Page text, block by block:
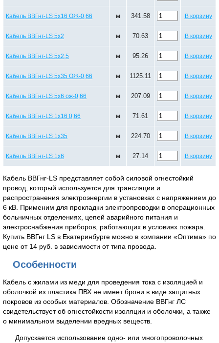
Кабель ВВГнг-LS 5х16 ОЖ-0,66 м 341.58 В корзину
Кабель ВВГнг-LS 5х2 м 70.63 В корзину
Кабель ВВГнг-LS 5х2,5 м 95.26 В корзину
Кабель ВВГнг-LS 5х35 ОЖ-0,66 м 1125.11 В корзину
Кабель ВВГнг-LS 5х6 ож-0,66 м 207.09 В корзину
Кабель ВВГнг-LS 1х16 0,66 м 71.61 В корзину
Кабель ВВГнг-LS 1х35 м 224.70 В корзину
Кабель ВВГнг-LS 1х6 м 27.14 В корзину
Кабель ВВГнг-LS представляет собой силовой огнестойкий
провод, который используется для трансляции и
распространения электроэнергии в установках с напряжением до
6 кВ. Применим для прокладки электропроводки в операционных
больничных отделениях, цепей аварийного питания и
электроснабжения приборов, работающих в условиях пожара.
Купить ВВГнг LS в Екатеринбурге можно в компании «Оптима» по
цене от 14 руб. в зависимости от типа провода.
Особенности
Кабель с жилами из меди для проведения тока с изоляцией и
оболочкой из пластика ПВХ не имеет брони в виде защитных
покровов из особых материалов. Обозначение ВВГнг ЛС
свидетельствует об огнестойкости изоляции и оболочки, а также
о минимальном выделении вредных веществ.
Допускается использование одно- или многопроволочных